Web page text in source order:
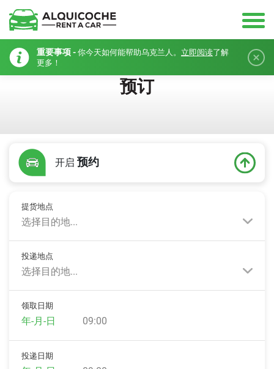
重要事项 - 你今天如何能帮助乌克兰人。 立即阅读了解
更多！
预订
开启 预约
提货地点
选择目的地...
投递地点
选择目的地...
领取日期
09:00
投递日期